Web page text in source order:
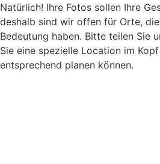
Natürlich! Ihre Fotos sollen Ihre
deshalb sind wir offen für Orte,
Bedeutung haben. Bitte teilen Sie
Sie eine spezielle Location im
entsprechend planen können.